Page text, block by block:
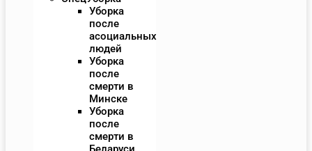
Уборка
после
асоциальных
людей
Уборка
после
смерти в
Минске
Уборка
после
смерти в